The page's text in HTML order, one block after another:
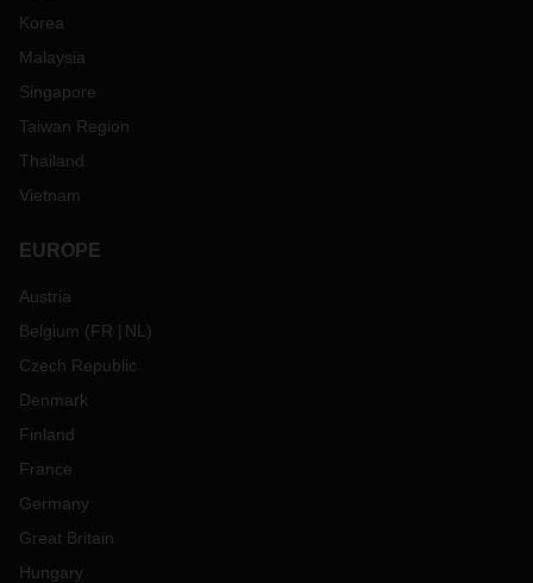
Korea
Malaysia
Singapore
Taiwan Region
Thailand
Vietnam
EUROPE
Austria
Belgium (FR NL )
Czech Republic
Denmark
Finland
France
Germany
Great Britain
Hungary